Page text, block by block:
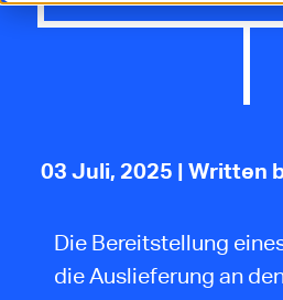
03 Juli, 2025 | Written
Die Bereitstellung
die Auslieferung an